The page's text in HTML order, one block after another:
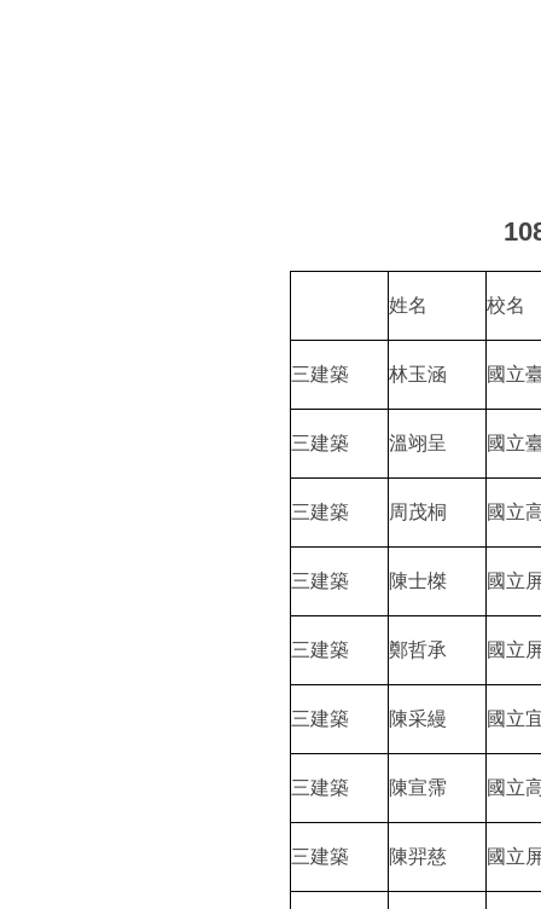
姓名 校名
三建築 林玉涵 國立
三建築 溫翊呈 國立
三建築 周茂桐 國立
三建築 陳士榤 國立
三建築 鄭哲承 國立
三建築 陳采縵 國立
三建築 陳宣霈 國立
三建築 陳羿慈 國立